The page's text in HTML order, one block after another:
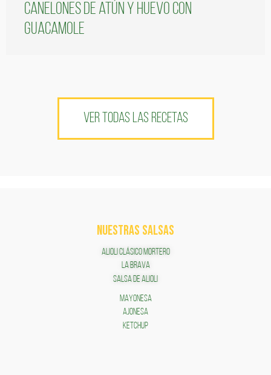
Canelones de atún y huevo con
guacamole
VER TODAS LAS RECETAS
NUESTRAS SALSAS
ALIOLI CLÁSICO MORTERO
LA BRAVA
SALSA DE ALIOLI
MAYONESA
AJONESA
KETCHUP